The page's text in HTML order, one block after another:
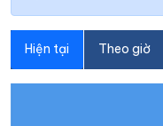
Hiện tại Theo giờ